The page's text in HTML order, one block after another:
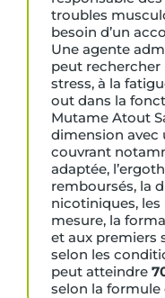
troubles
besoin d’un
Une agente
peut rechercher
stress, à la
out dans la
Mutame Atout
dimension avec
couvrant
adaptée,
remboursés, la
nicotiniques, les
mesure, la
et aux premiers
selon les
peut atteindre
selon la formule